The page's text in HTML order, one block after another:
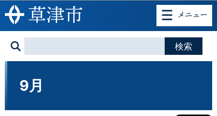
このページの本文へ移動
9月